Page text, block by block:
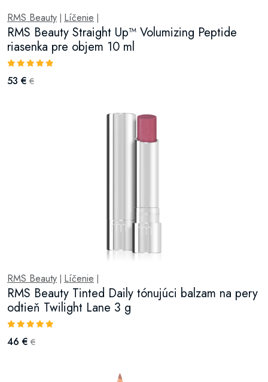
RMS Beauty Líčenie
RMS Beauty Straight Up™ Volumizing Peptide
riasenka pre objem 10 ml
53 € €
RMS Beauty Líčenie
RMS Beauty Tinted Daily tónujúci balzam na pery
odtieň Twilight Lane 3 g
46 € €